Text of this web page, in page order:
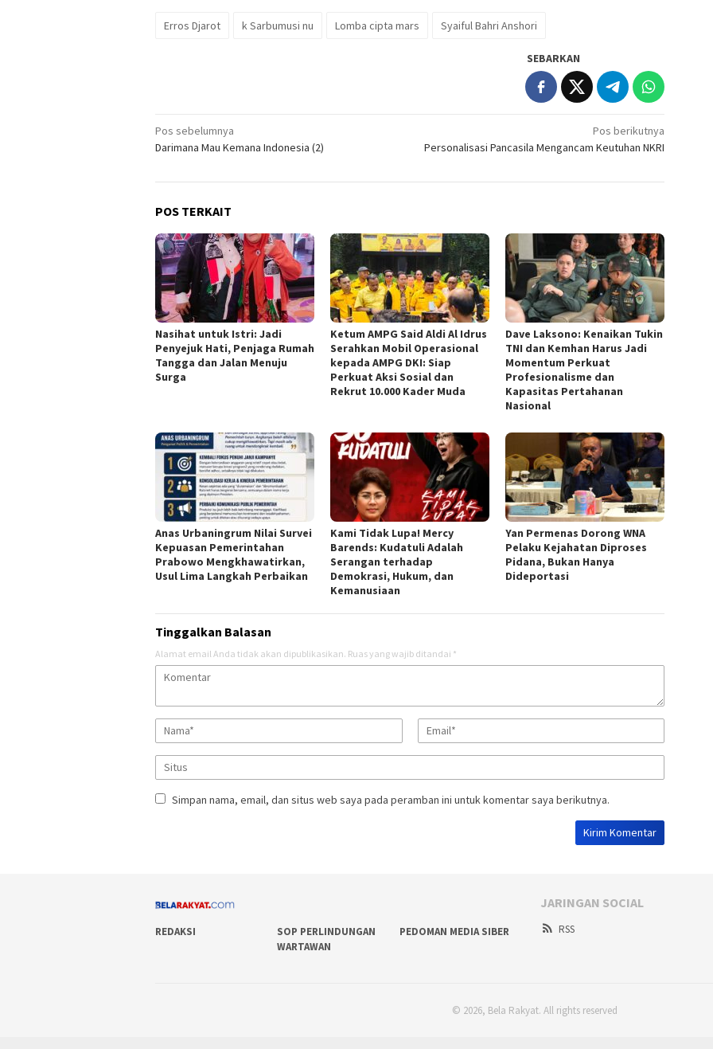
Erros Djarot k Sarbumusi nu Lomba cipta mars Syaiful Bahri Anshori
SEBARKAN
Navigasi
pos
Pos sebelumnya
Darimana Mau Kemana Indonesia (2)
Pos berikutnya
Personalisasi Pancasila Mengancam Keutuhan NKRI
POS TERKAIT
Nasihat untuk Istri: Jadi
Penyejuk Hati, Penjaga Rumah
Tangga dan Jalan Menuju
Surga
Ketum AMPG Said Aldi Al Idrus
Serahkan Mobil Operasional
kepada AMPG DKI: Siap
Perkuat Aksi Sosial dan
Rekrut 10.000 Kader Muda
Dave Laksono: Kenaikan Tukin
TNI dan Kemhan Harus Jadi
Momentum Perkuat
Profesionalisme dan
Kapasitas Pertahanan
Nasional
Anas Urbaningrum Nilai Survei
Kepuasan Pemerintahan
Prabowo Mengkhawatirkan,
Usul Lima Langkah Perbaikan
Kami Tidak Lupa! Mercy
Barends: Kudatuli Adalah
Serangan terhadap
Demokrasi, Hukum, dan
Kemanusiaan
Yan Permenas Dorong WNA
Pelaku Kejahatan Diproses
Pidana, Bukan Hanya
Dideportasi
Tinggalkan Balasan
Alamat email Anda tidak akan dipublikasikan. Ruas yang wajib ditandai *
Simpan nama, email, dan situs web saya pada peramban ini untuk komentar saya berikutnya.
REDAKSI
SOP PERLINDUNGAN
WARTAWAN
PEDOMAN MEDIA SIBER
JARINGAN SOCIAL
RSS
© 2026, Bela Rakyat. All rights reserved